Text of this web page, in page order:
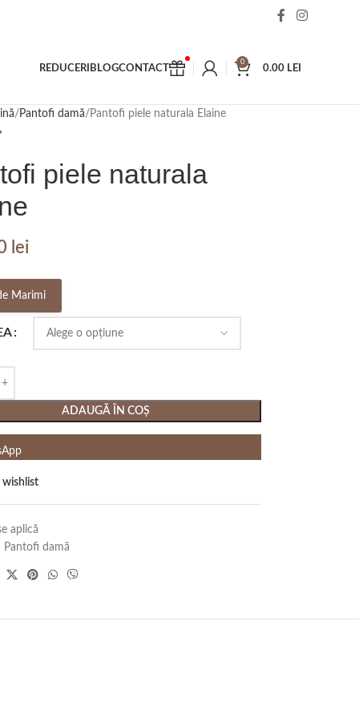
REDUCERI BLOGCONTACT
0
0.00 LEI
Pantofi damă Pantofi piele naturala Elaine
piele naturala
lei
Marimi
ADAUGĂ ÎN COȘ
aplică
Pantofi damă